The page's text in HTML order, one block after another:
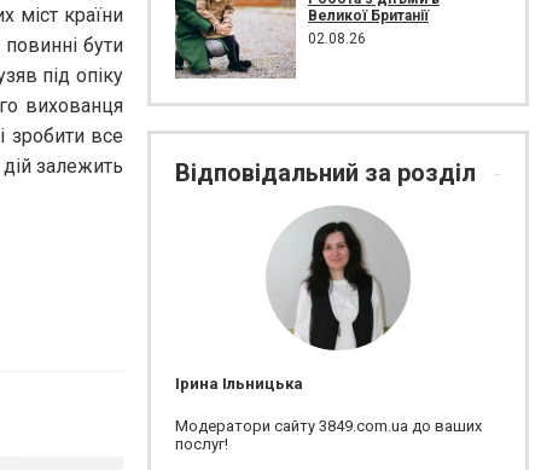
міст країни
бути
під опіку
вихованця
зробити все
залежить
Великої Британії
02.08.26
Відповідальний за розділ
Ірина Ільницька
Модератори сайту 3849.com.ua до ваших
послуг!